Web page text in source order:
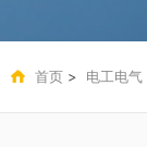
首页 > 电工电气